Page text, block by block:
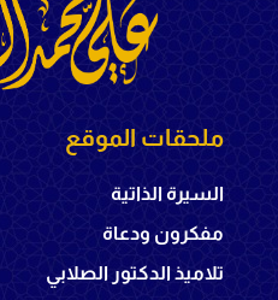
ملحقات الموقع
السيرة الذاتية
مفكرون ودعاة
تلاميذ الدكتور الصلابي